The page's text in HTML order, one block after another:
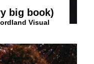
big book)
Visual